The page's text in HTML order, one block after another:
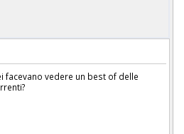
facevano vedere un best of delle